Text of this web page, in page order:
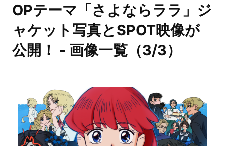
OPテーマ「さよならララ」ジ
ャケット写真とSPOT映像が
公開！ - 画像一覧（3/3）